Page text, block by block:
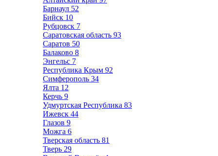
Барнаул 52
Бийск 10
Рубцовск 7
Саратовская область 93
Саратов 50
Балаково 8
Энгельс 7
Республика Крым 92
Симферополь 34
Ялта 12
Керчь 9
Удмуртская Республика 83
Ижевск 44
Глазов 9
Можга 6
Тверская область 81
Тверь 29